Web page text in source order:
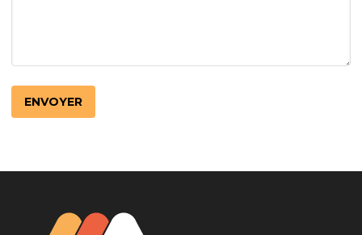
LotoMart
Бай Лото
escort barcelone
https://intimaties.net/es/category/woman-used-
used-panties-es/
eros houston
albanianescort